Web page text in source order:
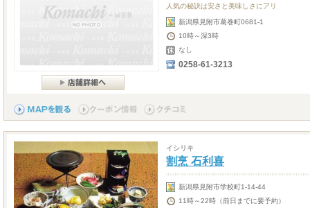
人気の秘訣は安さと美味しさにアリ
新潟県見附市葛巻町0681-1
10時～深3時
なし
0258-61-3213
イシリキ
割烹 石利喜
新潟県見附市学校町1-14-44
11時～22時（前日までに要予約）